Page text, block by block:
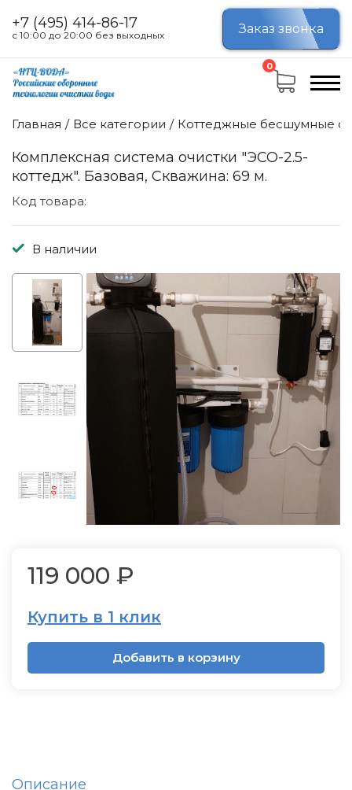
+7 (495) 414-86-17
с 10:00 до 20:00 без выходных Заказ звонка
0
Главная Все категории Коттеджные бесшумные
Комплексная система очистки "ЭСО-2.5-
коттедж". Базовая, Скважина: 69 м.
Код товара:
В наличии
119 000 ₽
Купить в 1 клик
Добавить в корзину
Описание